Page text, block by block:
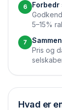
6
Forbedr
5–15%
7
Pris og
Hvad er